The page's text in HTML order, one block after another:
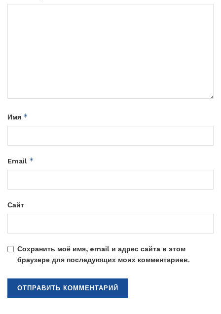
Имя *
Email *
Сайт
Сохранить моё имя, email и адрес сайта в этом
браузере для последующих моих комментариев.